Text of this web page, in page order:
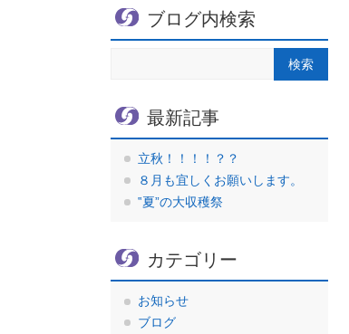
ブログ内検索
最新記事
立秋！！！！？？
８月も宜しくお願いします。
‟夏”の大収穫祭
カテゴリー
お知らせ
ブログ